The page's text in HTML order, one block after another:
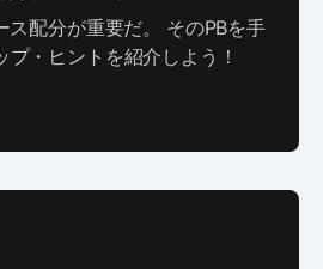
ス配分が重要だ。 そのPBを手
・ヒントを紹介しよう！